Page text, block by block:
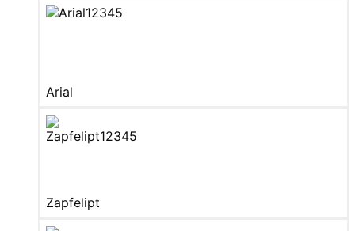
Arial
Zapfelipt